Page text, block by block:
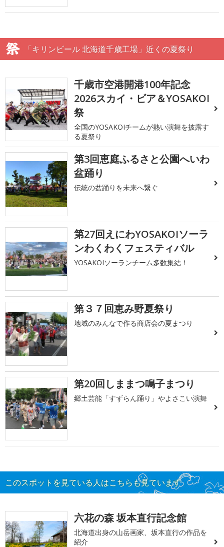
「キリンビール 北海道千歳工場」近くの夏祭り
千歳市空港開港100年記念
2026スカイ・ビア＆YOSAKOI
祭
全国のYOSAKOIチームが熱い演舞を披露す
る夏祭り
第3回恵庭ふるさと公園へいわ
盆踊り
伝統の盆踊りを未来へ繋ぐ
第27回えにわYOSAKOIソーラ
ンわくわくフェスティバル
YOSAKOIソーランチーム多数集結！
第３７回恵み野夏祭り
地域のみんなで作る商店会の夏まつり
第20回しままつ鳴子まつり
郷土芸能「すずらん踊り」やよさこい演舞
このスポットを見ている人はこちらも見ています
六花の森 坂本直行記念館
北海道出身の山岳画家、坂本直行の作品を
紹介